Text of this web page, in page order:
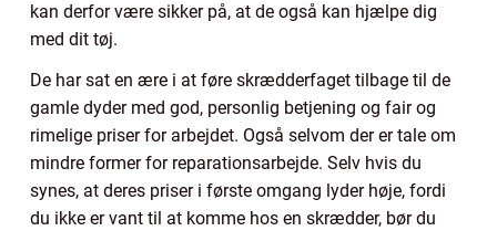
kan derfor være sikker på, at de også kan hjælpe dig
med dit tøj.
De har sat en ære i at føre skrædderfaget tilbage til de
gamle dyder med god, personlig betjening og fair og
rimelige priser for arbejdet. Også selvom der er tale om
mindre former for reparationsarbejde. Selv hvis du
synes, at deres priser i første omgang lyder høje, fordi
du ikke er vant til at komme hos en skrædder, bør du